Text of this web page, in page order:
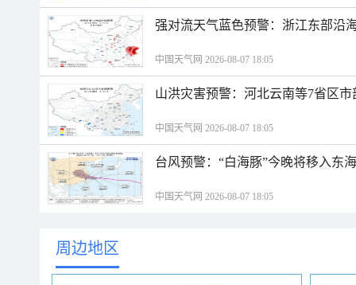
强对流天气蓝色预警：浙江东部沿
中国天气网 2026-08-07 18:05
山洪灾害预警：河北云南等7省区
中国天气网 2026-08-07 18:05
台风预警：“白海豚”今晚将移入东
中国天气网 2026-08-07 18:05
周边地区